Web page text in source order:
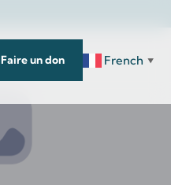
Faire un don French ▼